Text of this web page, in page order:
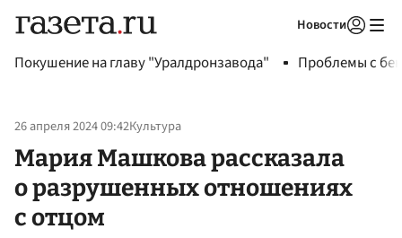
Новости
Покушение на главу "Уралдронзавода" Проблемы с
26 апреля 2024 09:42Культура
Мария Машкова рассказала
о разрушенных отношениях
с отцом